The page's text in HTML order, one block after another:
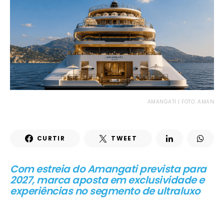
AMANGATI | FOTO: AMAN
CURTIR TWEET
Com estreia do Amangati prevista para
2027, marca aposta em exclusividade e
experiências no segmento de ultraluxo